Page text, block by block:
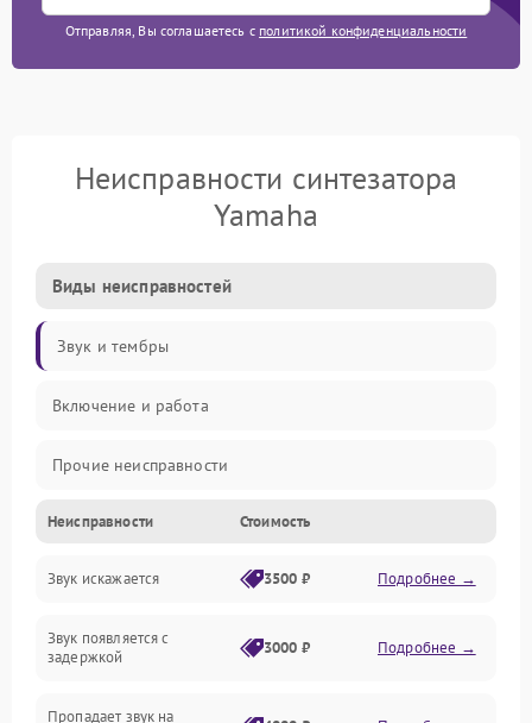
Отправляя, Вы соглашаетесь с политикой конфиденциальности
Неисправности синтезатора
Yamaha
Виды неисправностей
Звук и тембры
Включение и работа
Прочие неисправности
Управление и электроника
Клавиатура
Подключения и интерфейсы
Неисправности Стоимость
Звук искажается 3500 ₽ Подробнее →
Звук появляется с
задержкой
3000 ₽ Подробнее →
Пропадает звук на